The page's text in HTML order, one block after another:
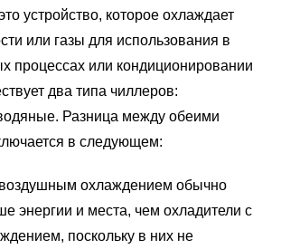
устройство, которое охлаждает
или газы для использования в
процессах или кондиционировании
два типа чиллеров:
Разница между обеими
в следующем:
охлаждением обычно
энергии и места, чем охладители с
поскольку в них не